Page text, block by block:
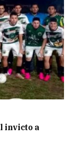
invicto a